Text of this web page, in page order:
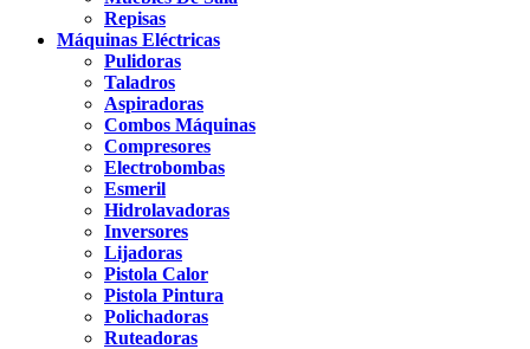
Repisas
Máquinas Eléctricas
Pulidoras
Taladros
Aspiradoras
Combos Máquinas
Compresores
Electrobombas
Esmeril
Hidrolavadoras
Inversores
Lijadoras
Pistola Calor
Pistola Pintura
Polichadoras
Ruteadoras